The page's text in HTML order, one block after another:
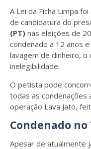
A Lei da Ficha Limpa
de candidatura do
(PT) nas eleições de
condenado a 12 anos
lavagem de dinheiro, o
inelegibilidade.
O petista pode
todas as condenações
operação Lava Jato,
Condenado no
Apesar de atualmente